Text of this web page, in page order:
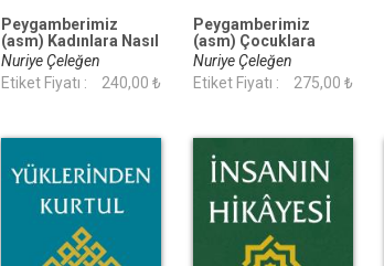
Peygamberimiz
(asm) Kadınlara Nasıl
Davranırdı?
Nuriye Çeleğen
Etiket Fiyatı :
240,00 ₺
Peygamberimiz
(asm) Çocuklara
Nasıl Davranırdı?
Nuriye Çeleğen
Etiket Fiyatı :
275,00 ₺